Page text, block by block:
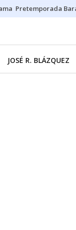
Pretemporada
JOSÉ R. BLÁZQUEZ